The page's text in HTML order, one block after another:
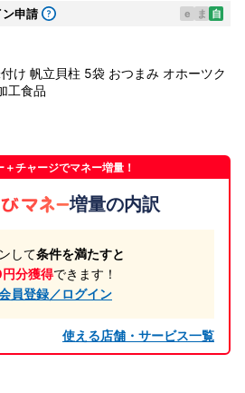
ン申請 e ま 自
け 帆立貝柱 5袋 おつまみ オホーツク
工食品
＋チャージでマネー増量！
増量の内訳
して条件を満たすと
分獲得できます！
員登録／ログイン
使える店舗・サービス一覧